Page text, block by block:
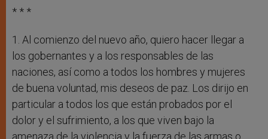
* * *
1. Al comienzo del nuevo año, quiero hacer llegar a
los gobernantes y a los responsables de las
naciones, así como a todos los hombres y mujeres
de buena voluntad, mis deseos de paz. Los dirijo en
particular a todos los que están probados por el
dolor y el sufrimiento, a los que viven bajo la
amenaza de la violencia y la fuerza de las armas o